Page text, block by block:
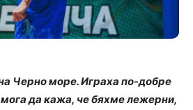
Черно море. Играха по-добре
да кажа, че бяхме лежерни,